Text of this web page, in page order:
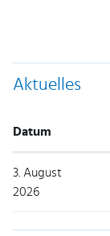
Aktuelles
Datum
3. August
2026